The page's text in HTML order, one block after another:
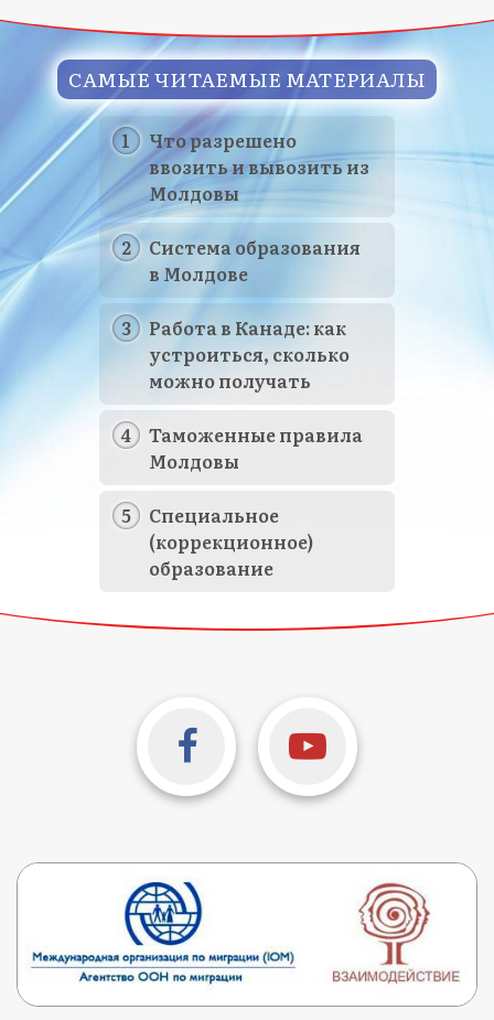
САМЫЕ ЧИТАЕМЫЕ МАТЕРИАЛЫ
Что разрешено
ввозить и вывозить из
Молдовы
Система образования
в Молдове
Работа в Канаде: как
устроиться, сколько
можно получать
Таможенные правила
Молдовы
Специальное
(коррекционное)
образование